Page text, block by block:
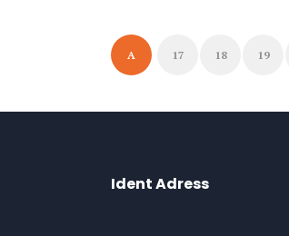
A 17 18 19
Ident Adress